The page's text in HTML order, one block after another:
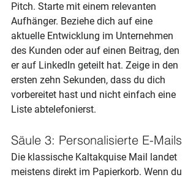
Pitch. Starte mit einem relevanten
Aufhänger. Beziehe dich auf eine
aktuelle Entwicklung im Unternehmen
des Kunden oder auf einen Beitrag, den
er auf LinkedIn geteilt hat. Zeige in den
ersten zehn Sekunden, dass du dich
vorbereitet hast und nicht einfach eine
Liste abtelefonierst.
Säule 3: Personalisierte E-Mails
Die klassische Kaltakquise Mail landet
meistens direkt im Papierkorb. Wenn du